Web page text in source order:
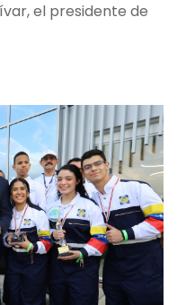
el presidente de